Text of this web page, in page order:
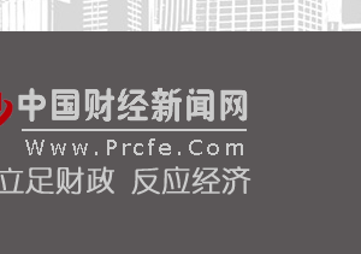
，纳指跌0.34%。存储股多数
西部数据跌超19%。